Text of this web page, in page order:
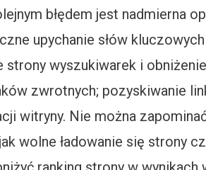
błędem jest nadmierna
upychanie słów
strony wyszukiwarek i
zwrotnych; pozyskiwanie
witryny. Nie można
wolne ładowanie się strony